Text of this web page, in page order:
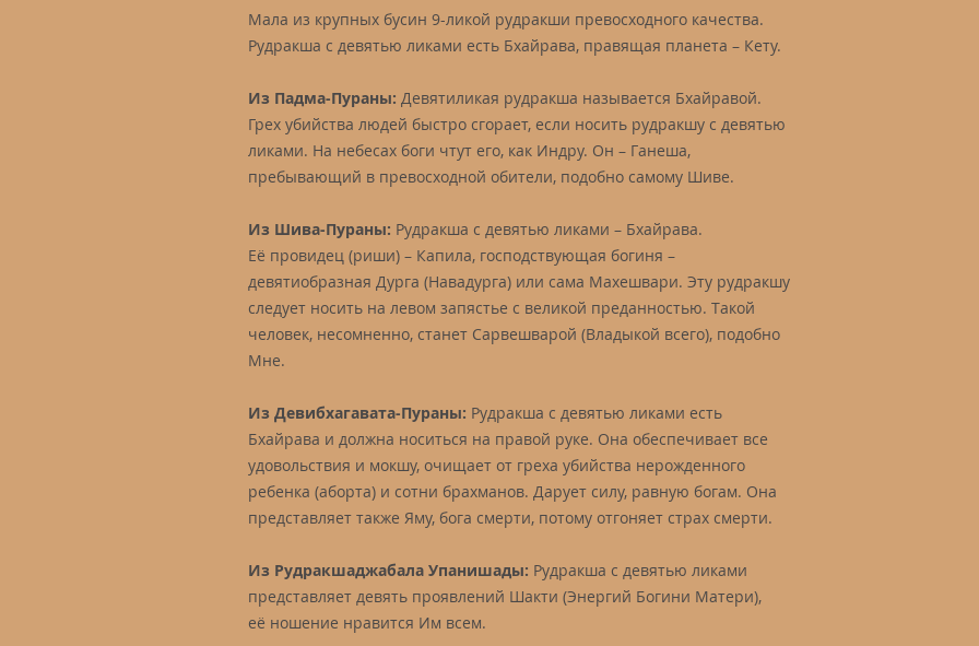
Мала из крупных бусин 9-ликой рудракши превосходного качества.
Рудракша с девятью ликами есть Бхайрава, правящая планета – Кету.
Из Падма-Пураны: Девятиликая рудракша называется Бхайравой.
Грех убийства людей быстро сгорает, если носить рудракшу с девятью
ликами. На небесах боги чтут его, как Индру. Он – Ганеша,
пребывающий в превосходной обители, подобно самому Шиве.
Из Шива-Пураны: Рудракша с девятью ликами – Бхайрава.
Её провидец (риши) – Капила, господствующая богиня –
девятиобразная Дурга (Навадурга) или сама Махешвари. Эту рудракшу
следует носить на левом запястье с великой преданностью. Такой
человек, несомненно, станет Сарвешварой (Владыкой всего), подобно
Мне.
Из Девибхагавата-Пураны: Рудракша с девятью ликами есть
Бхайрава и должна носиться на правой руке. Она обеспечивает все
удовольствия и мокшу, очищает от греха убийства нерожденного
ребенка (аборта) и сотни брахманов. Дарует силу, равную богам. Она
представляет также Яму, бога смерти, потому отгоняет страх смерти.
Из Рудракшаджабала Упанишады: Рудракша с девятью ликами
представляет девять проявлений Шакти (Энергий Богини Матери),
её ношение нравится Им всем.